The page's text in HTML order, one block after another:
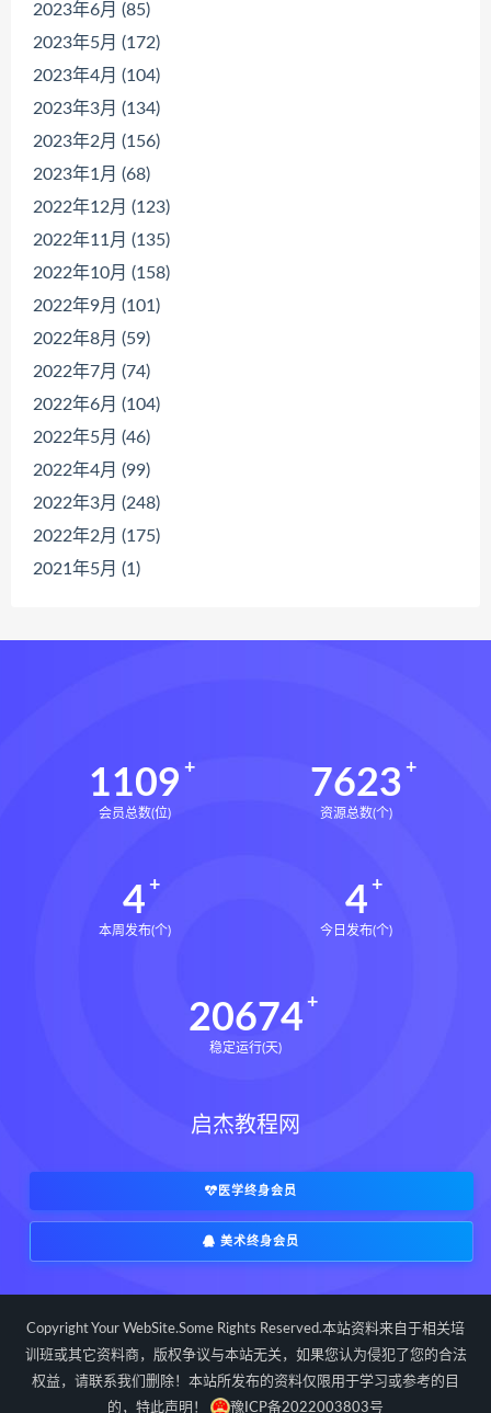
2023年6月 (85)
2023年5月 (172)
2023年4月 (104)
2023年3月 (134)
2023年2月 (156)
2023年1月 (68)
2022年12月 (123)
2022年11月 (135)
2022年10月 (158)
2022年9月 (101)
2022年8月 (59)
2022年7月 (74)
2022年6月 (104)
2022年5月 (46)
2022年4月 (99)
2022年3月 (248)
2022年2月 (175)
2021年5月 (1)
1109
会员总数(位)
7623
资源总数(个)
4
本周发布(个)
4
今日发布(个)
20674
稳定运行(天)
启杰教程网
医学终身会员
美术终身会员
Copyright Your WebSite.Some Rights Reserved.本站资料来自于相关培
训班或其它资料商，版权争议与本站无关，如果您认为侵犯了您的合法
权益，请联系我们删除！本站所发布的资料仅限用于学习或参考的目
的，特此声明！
豫ICP备2022003803号